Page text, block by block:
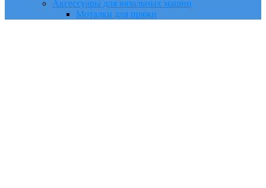
Аксессуары для вязальных машин
Моталки для пряжи